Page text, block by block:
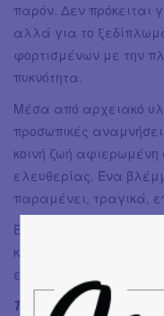
παρόν. Δεν πρόκειται
αλλά για το
φορτισμένων με την
πυκνότητα.
Μέσα από αρχειακό
προσωπικές
κοινή ζωή αφιερωμένη
ελευθερίας. Ένα
παραμένει, τραγικά,
Ένα ντοκιμαντέρ που
και το σκοτάδι του
επιμένει.
Το Βράδυ Υποχωρεί